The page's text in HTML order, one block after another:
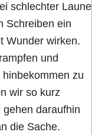
schlechter Laune
Schreiben ein
Wunder wirken.
und
zu
wir so kurz
daraufhin
die Sache.